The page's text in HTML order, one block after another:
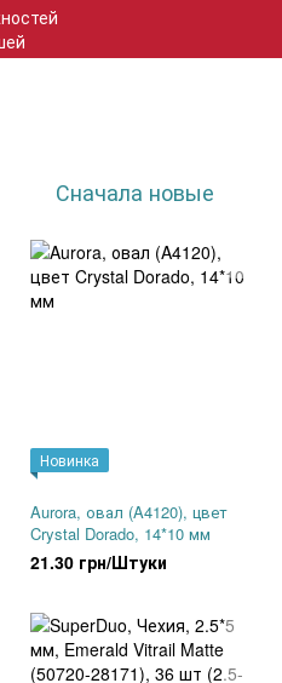
Сначала новые
Новинка
Aurora, овал (A4120), цвет
Crystal Dorado, 14*10 мм
21.30 грн/Штуки